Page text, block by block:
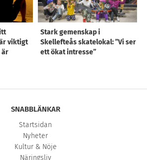
viktigt
är
Stark gemenskap i
Skellefteås skatelokal: ”Vi ser
ett ökat intresse”
SNABBLÄNKAR
Startsidan
Nyheter
Kultur & Nöje
Näringsliv